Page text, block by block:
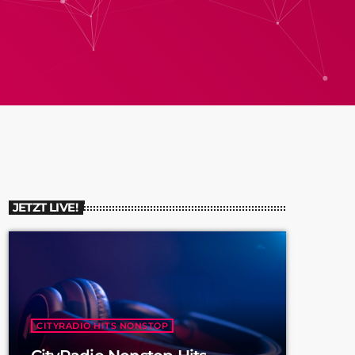
JETZT LIVE!
CITYRADIO HITS NONSTOP